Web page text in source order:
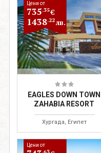
Цени от
735.35€
1438.22лв.
EAGLES DOWN TOWN
ZAHABIA RESORT
Хургада, Египет
Цени от
.63